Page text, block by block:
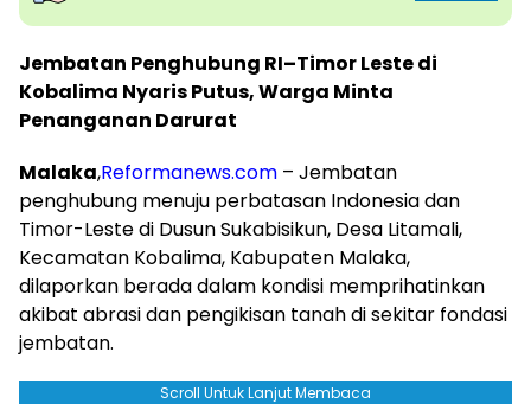
Jembatan Penghubung RI–Timor Leste di
Kobalima Nyaris Putus, Warga Minta
Penanganan Darurat
Malaka,Reformanews.com – Jembatan
penghubung menuju perbatasan Indonesia dan
Timor-Leste di Dusun Sukabisikun, Desa Litamali,
Kecamatan Kobalima, Kabupaten Malaka,
dilaporkan berada dalam kondisi memprihatinkan
akibat abrasi dan pengikisan tanah di sekitar fondasi
jembatan.
Scroll Untuk Lanjut Membaca